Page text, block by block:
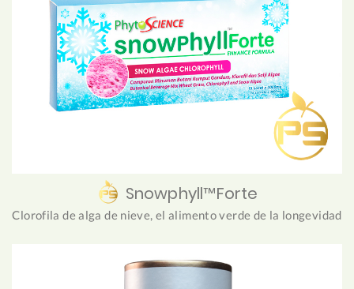
Snowphyll™Forte
Clorofila de alga de nieve, el alimento verde de la longevidad